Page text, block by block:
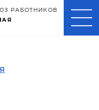
РАБОТНИКОВ